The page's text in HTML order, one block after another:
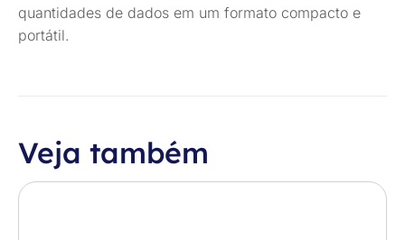
quantidades de dados em um formato compacto e
portátil.
Veja também